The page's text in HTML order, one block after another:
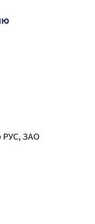
РУС, ЗАО